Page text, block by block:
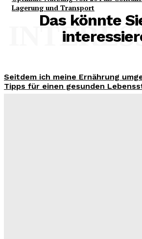
Lagerung und Transport
Das könnte
Seitdem ich meine Ernährung
Tipps für einen gesunden